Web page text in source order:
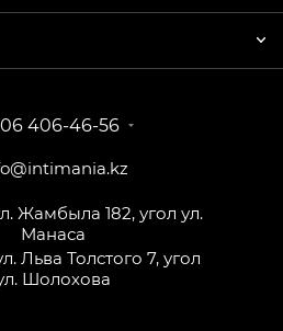
406-46-56
Жамбыла 182, угол ул.
Манаса
Льва Толстого 7, угол
Шолохова